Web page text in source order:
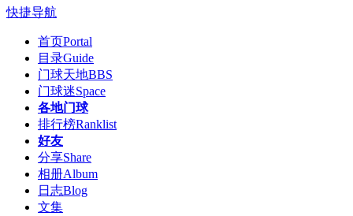
快捷导航
首页Portal
目录Guide
门球天地BBS
门球迷Space
各地门球
排行榜Ranklist
好友
分享Share
相册Album
日志Blog
文集